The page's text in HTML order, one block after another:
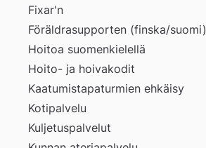
Fixar'n
Föräldrasupporten (finska/suomi)
Hoitoa suomenkielellä
Hoito- ja hoivakodit
Kaatumistapaturmien ehkäisy
Kotipalvelu
Kuljetuspalvelut